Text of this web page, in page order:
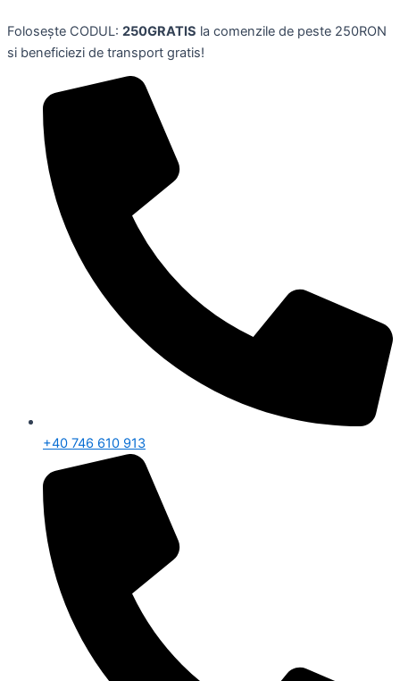
to
content
Folosește CODUL: 250GRATIS la comenzile de peste 250RON
si beneficiezi de transport gratis!
+40 746 610 913
verde
masliniu
tricotate
subtire
stiletto